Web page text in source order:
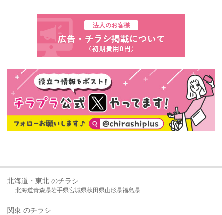
北海道・東北 のチラシ
北海道青森県岩手県宮城県秋田県山形県福島県
関東 のチラシ